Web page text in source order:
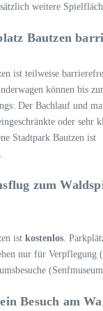
weitere
Bautzen
ist teilweise
können bis
Der Bachlauf und
oder sehr
Stadtpark Bautzen ist
zum
ist kostenlos.
nur für Verpflegung
Besuch am